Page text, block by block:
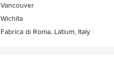
Vancouver
Wichita
Fabrica di Roma, Latium, Italy